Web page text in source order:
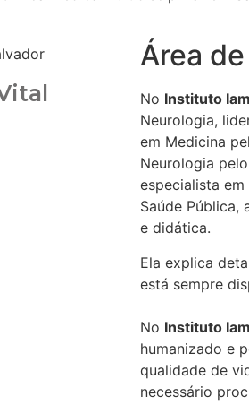
Área
No Instituto
Neurologia,
em Medicina
Neurologia
especialista em
Saúde Pública,
e didática.
Ela explica
está sempre
No Instituto
humanizado e
qualidade de
necessário